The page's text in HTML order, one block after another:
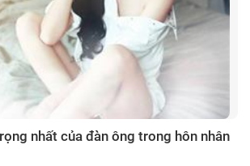
nhất của đàn ông trong hôn nhân